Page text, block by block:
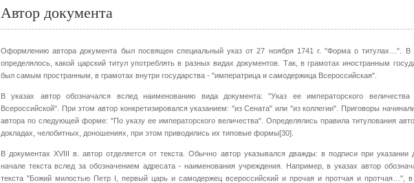
Автор документа
Оформлению автора документа был посвящен специальный указ от 27 ноября 1741 г. "Форма о титулах…". В
определялось, какой царский титул употреблять в разных видах документов. Так, в грамотах иностранным
был самым пространным, в грамотах внутри государства - "императрица и самодержица Всероссийская".
В указах автор обозначался вслед наименованию вида документа: "Указ ее императорского величества
Всероссийской". При этом автор конкретизировался указанием: "из Сената" или "из коллегии". Приговоры
автора по следующей форме: "По указу ее императорского величества". Определялись правила титулования
докладах, челобитных, доношениях, при этом приводились их типовые формы[30].
В документах XVIII в. автор отделяется от текста. Обычно автор указывался дважды: в подписи при указании
начале текста вслед за обозначением адресата - наименования учреждения. Например, в указах автор
текста "Божий милостью Петр I, первый царь и самодержец всероссийский и прочая и протчая и протчая…", в